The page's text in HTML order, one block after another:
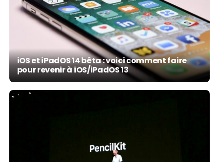
iOS et iPadOS 14 bêta : voici comment faire
pour revenir à iOS/iPadOS 13